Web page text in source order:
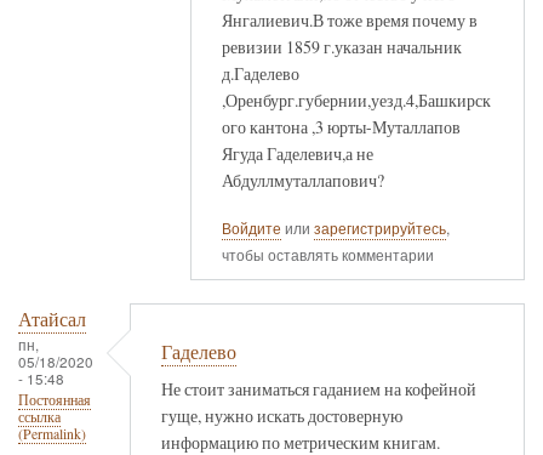
Янгалиевич.В тоже время почему в
ревизии 1859 г.указан начальник
д.Гаделево
,Оренбург.губернии,уезд.4,Башкирск
ого кантона ,3 юрты-Муталлапов
Ягуда Гаделевич,а не
Абдуллмуталлапович?
Войдите или зарегистрируйтесь,
чтобы оставлять комментарии
Атайсал
пн,
05/18/2020
- 15:48
Постоянная
ссылка
(Permalink)
Гаделево
Не стоит заниматься гаданием на кофейной
гуще, нужно искать достоверную
информацию по метрическим книгам.